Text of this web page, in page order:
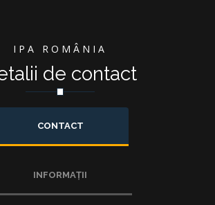
IPA ROMÂNIA
de contact
CONTACT
INFORMAȚII